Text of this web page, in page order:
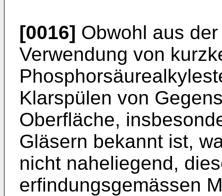
[0016] Obwohl aus
Verwendung von
Klarspülen von
Oberfläche,
Gläsern bekannt ist,
nicht naheliegend,
erfindungsgemässen